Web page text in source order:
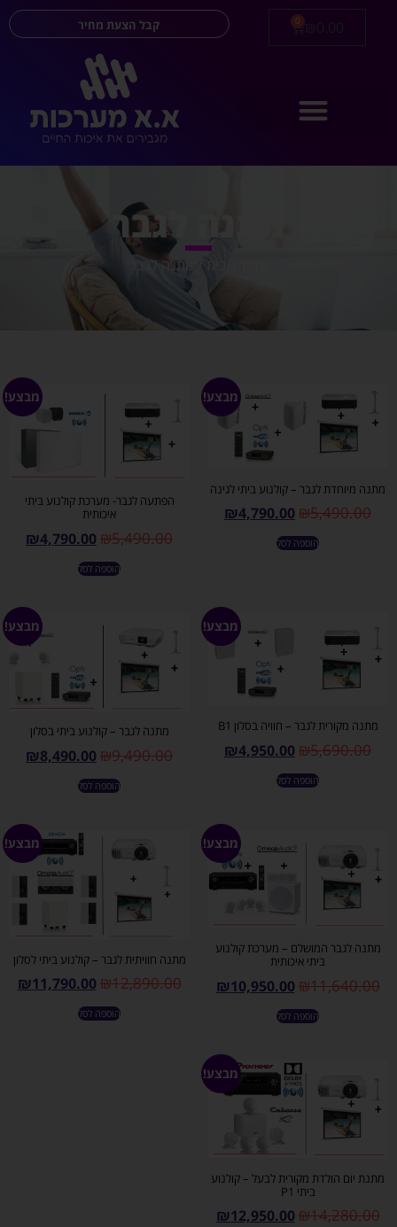
קבל הצעת מחיר 0
מתנה לגבר
/ מתנה לגבר
מבצע!
מתנה מיוחדת לגבר – קולנוע ביתי לגינה
₪5,490.00
₪4,790.00
הוספה לסל
מבצע!
הפתעה לגבר- מערכת קולנוע ביתי
איכותית
₪5,490.00
₪4,790.00
הוספה לסל
מבצע!
מתנה מקורית לגבר – חוויה בסלון B1
₪5,690.00
₪4,950.00
הוספה לסל
מבצע!
מתנה לגבר – קולנוע ביתי בסלון
₪9,490.00
₪8,490.00
הוספה לסל
מבצע!
מתנה לגבר המושלם – מערכת קולנוע
ביתי איכותית
₪11,640.00
₪10,950.00
הוספה לסל
מבצע!
מתנה חוויתית לגבר – קולנוע ביתי לסלון
₪12,890.00
₪11,790.00
הוספה לסל
מבצע!
מתנת יום הולדת מקורית לבעל – קולנוע
ביתי P1
₪14,280.00
₪12,950.00